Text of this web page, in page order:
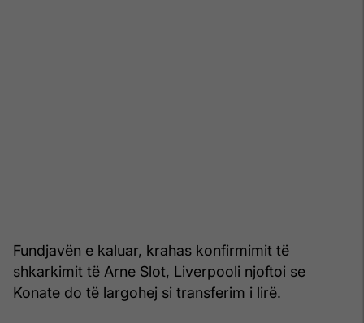
Fundjavën e kaluar, krahas konfirmimit të
shkarkimit të Arne Slot, Liverpooli njoftoi se
Konate do të largohej si transferim i lirë.